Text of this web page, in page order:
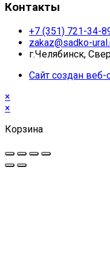
Контакты
+7 (351) 721-34-
zakaz@sadko-
г.Челябинск,
Сайт создан веб-
×
×
Корзина